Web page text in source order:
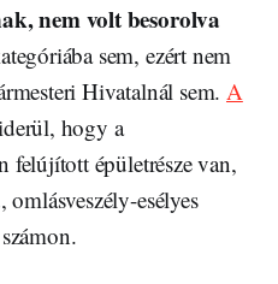
nem volt besorolva
sem, ezért nem
Hivatalnál sem. A
hogy a
felújított épületrésze van,
esélyes